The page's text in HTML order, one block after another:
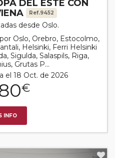
DEL ESTE CON
Ref.9452
desde Oslo.
Oslo, Orebro, Estocolmo,
Helsinki, Ferri Helsinki
Sigulda, Salaspils, Riga,
Grutas P...
el 18 Oct. de 2026
€
INFO